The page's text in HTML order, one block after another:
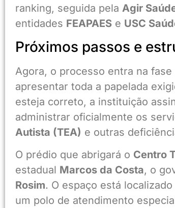
ranking, seguida pela Agir
entidades FEAPAES e USC
Próximos passos e
Agora, o processo entra na
apresentar toda a papelada
esteja correto, a instituição
administrar oficialmente os
Autista (TEA) e outras
O prédio que abrigará o Centro
estadual Marcos da Costa, o
Rosim. O espaço está localizado
um polo de atendimento